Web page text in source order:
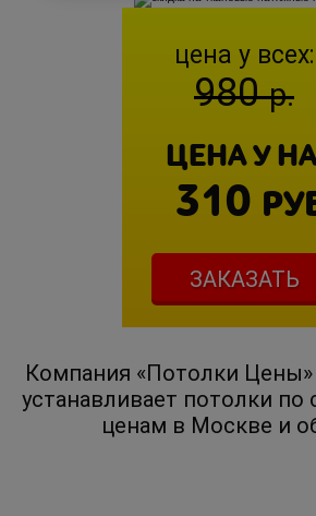
цена у всех:
980р.
ЦЕНА У
310
ЗАКАЗАТЬ
Компания «Потолки
устанавливает потолки
ценам в Москве и